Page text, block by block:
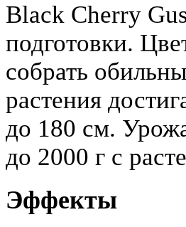
Black Cherry
подготовки.
собрать
растения
до 180 см.
до 2000 г с
Эффекты